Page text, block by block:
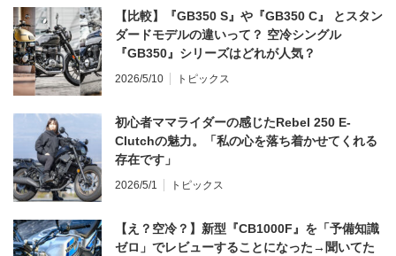
【比較】『GB350 S』や『GB350 C』 とスタン
ダードモデルの違いって？ 空冷シングル
『GB350』シリーズはどれが人気？
2026/5/10 トピックス
初心者ママライダーの感じたRebel 250 E-
Clutchの魅力。「私の心を落ち着かせてくれる
存在です」
2026/5/1 トピックス
【え？空冷？】新型『CB1000F』を「予備知識
ゼロ」でレビューすることになった→聞いてた